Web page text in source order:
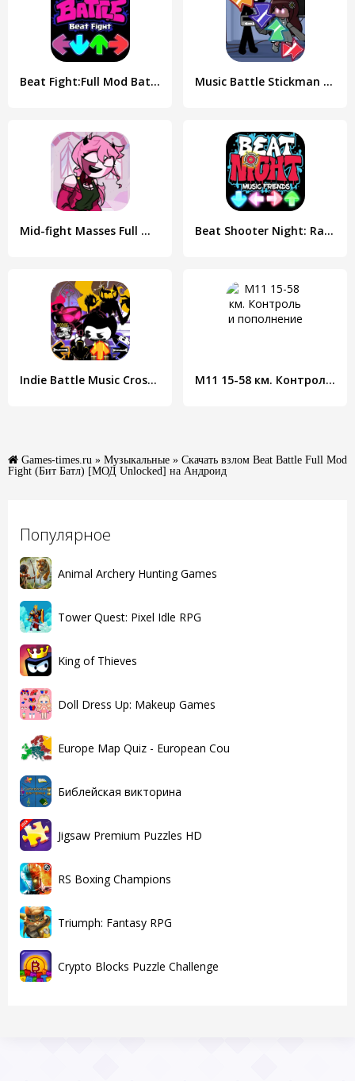
Популярное
Animal Archery Hunting Games
Tower Quest: Pixel Idle RPG
King of Thieves
Doll Dress Up: Makeup Games
Europe Map Quiz - European Cou
Библейская викторина
Jigsaw Premium Puzzles HD
RS Boxing Champions
Triumph: Fantasy RPG
Crypto Blocks Puzzle Challenge
Beat Fight:Full Mod Battle Music Battle Stickman Full mod
Mid-fight Masses Full Mod Beat Shooter Night: Rap Battle
Indie Battle Music Cross Fight M11 15-58 км. Контроль и пополнение
Games-times.ru » Музыкальные » Скачать взлом Beat Battle Full Mod
Fight (Бит Батл) [МОД Unlocked] на Андроид